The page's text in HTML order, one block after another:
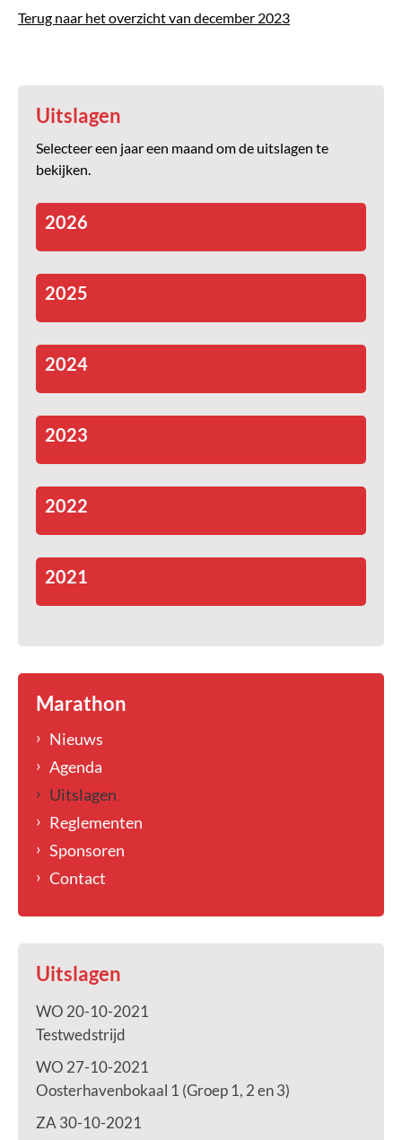
Terug naar het overzicht van december 2023
Uitslagen
Selecteer een jaar een maand om de uitslagen te
bekijken.
2026
2025
2024
2023
2022
2021
Marathon
Nieuws
Agenda
Uitslagen
Reglementen
Sponsoren
Contact
Uitslagen
WO 20-10-2021
Testwedstrijd
WO 27-10-2021
Oosterhavenbokaal 1 (Groep 1, 2 en 3)
ZA 30-10-2021